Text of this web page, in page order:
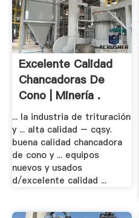
Excelente Calidad
Chancadoras De
Cono | Minería .
... la industria de trituración
y ... alta calidad – cqsy.
buena calidad chancadora
de cono y ... equipos
nuevos y usados
d/excelente calidad ...